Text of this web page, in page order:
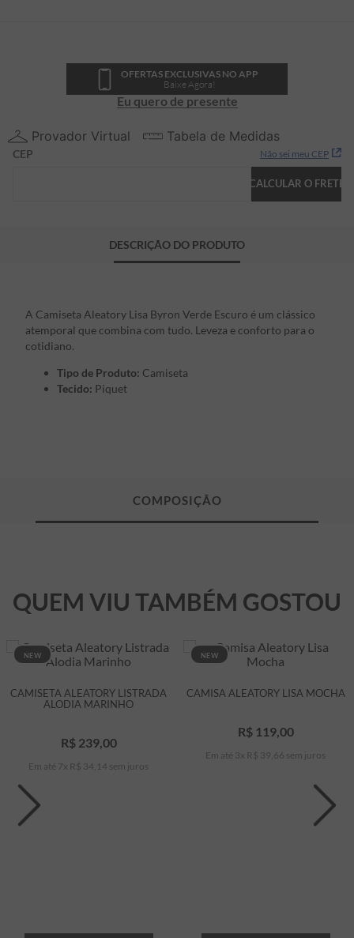
OFERTAS EXCLUSIVAS NO APP
Baixe Agora!
Eu quero de presente
Provador Virtual Tabela de Medidas
CEP Não sei meu CEP
CALCULAR O FRETE
DESCRIÇÃO DO PRODUTO
A Camiseta Aleatory Lisa Byron Verde Escuro é um clássico
atemporal que combina com tudo. Leveza e conforto para o
cotidiano.
Tipo de Produto: Camiseta
Tecido: Piquet
QUEM VIU TAMBÉM GOSTOU
NEW
CAMISETA ALEATORY LISTRADA
ALODIA MARINHO
R$ 239,00
Em até 7 x R$ 34 14 sem juros
NEW
CAMISA ALEATORY LISA MOCHA
R$ 119,00
Em até 3 x R$ 39 66 sem juros